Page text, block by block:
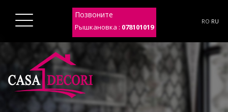
Позвоните
Рышкановка : 078101019
RO RU